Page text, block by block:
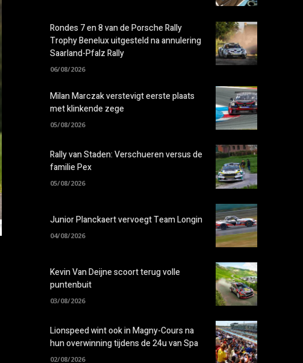
Rondes 7 en 8 van de Porsche Rally
Trophy Benelux uitgesteld na annulering
Saarland-Pfalz Rally
06/08/2026
Milan Marczak verstevigt eerste plaats
met klinkende zege
05/08/2026
Rally van Staden: Verschueren versus de
familie Pex
05/08/2026
Junior Planckaert vervoegt Team Longin
04/08/2026
Kevin Van Deijne scoort terug volle
puntenbuit
03/08/2026
Lionspeed wint ook in Magny-Cours na
hun overwinning tijdens de 24u van Spa
02/08/2026